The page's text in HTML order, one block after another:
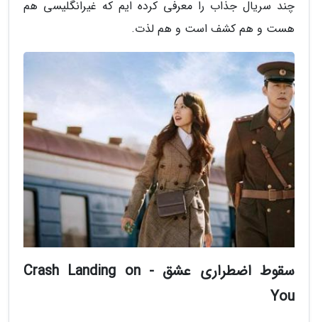
چند سریال جذاب را معرفی کرده ایم که غیرانگلیسی هم
هست و هم کشف است و هم لذت.
سقوط اضطراری عشق - Crash Landing on
You